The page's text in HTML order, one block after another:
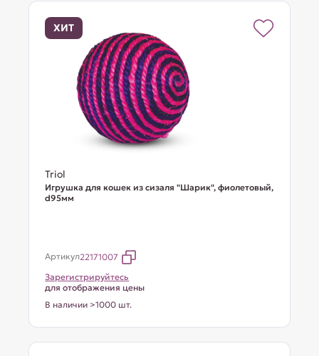
ХИТ
Triol
Игрушка для кошек из сизаля "Шарик", фиолетовый,
d95мм
Артикул22171007
Зарегистрируйтесь
для отображения цены
В наличии >1000 шт.